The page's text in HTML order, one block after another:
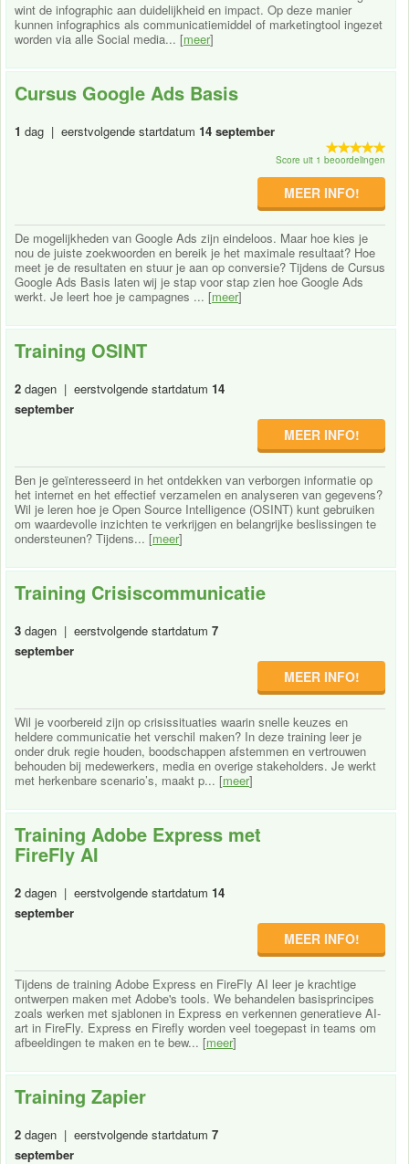
wint de infographic aan duidelijkheid en impact. Op deze manier
kunnen infographics als communicatiemiddel of marketingtool ingezet
worden via alle Social media... [meer]
Cursus Google Ads Basis
1 dag | eerstvolgende startdatum 14 september
Score uit 1 beoordelingen
MEER INFO!
De mogelijkheden van Google Ads zijn eindeloos. Maar hoe kies je
nou de juiste zoekwoorden en bereik je het maximale resultaat? Hoe
meet je de resultaten en stuur je aan op conversie? Tijdens de Cursus
Google Ads Basis laten wij je stap voor stap zien hoe Google Ads
werkt. Je leert hoe je campagnes ... [meer]
Training OSINT
2 dagen | eerstvolgende startdatum 14
september
MEER INFO!
Ben je geïnteresseerd in het ontdekken van verborgen informatie op
het internet en het effectief verzamelen en analyseren van gegevens?
Wil je leren hoe je Open Source Intelligence (OSINT) kunt gebruiken
om waardevolle inzichten te verkrijgen en belangrijke beslissingen te
ondersteunen? Tijdens... [meer]
Training Crisiscommunicatie
3 dagen | eerstvolgende startdatum 7
september
MEER INFO!
Wil je voorbereid zijn op crisissituaties waarin snelle keuzes en
heldere communicatie het verschil maken? In deze training leer je
onder druk regie houden, boodschappen afstemmen en vertrouwen
behouden bij medewerkers, media en overige stakeholders. Je werkt
met herkenbare scenario’s, maakt p... [meer]
Training Adobe Express met
FireFly AI
2 dagen | eerstvolgende startdatum 14
september
MEER INFO!
Tijdens de training Adobe Express en FireFly AI leer je krachtige
ontwerpen maken met Adobe's tools. We behandelen basisprincipes
zoals werken met sjablonen in Express en verkennen generatieve AI-
art in FireFly. Express en Firefly worden veel toegepast in teams om
afbeeldingen te maken en te bew... [meer]
Training Zapier
2 dagen | eerstvolgende startdatum 7
september